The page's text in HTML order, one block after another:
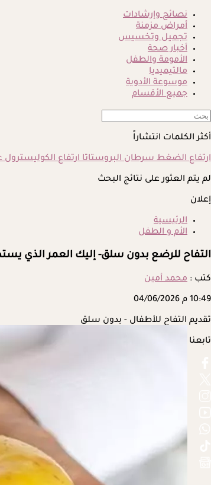
نصائح وإرشادات
أمراض مزمنة
تجميل وتخسيس
أخبار صحة
الأمومة والطفل
مالتيميديا
موسوعة الأدوية
جميع الأقسام
أكثر الكلمات انتشاراً
ارتفاع الضغطسرطان البروستاتاارتفاع الكوليسترول
لم يتم العثور على نتائج البحث
إعلان
الرئيسية
الأم و الطفل
التفاح للرضع بدون سلق- إليك العمر الذي
كتب : محمد أمين
10:49 م 04/06/2026
تقديم التفاح للأطفال - بدون سلق
تابعنا على